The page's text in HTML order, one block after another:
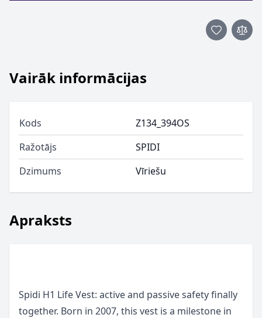
Apraksts
Spidi H1 Life Vest: active and passive safety finally
together. Born in 2007, this vest is a milestone in
Vairāk informācijas
Kods
Z134_394OS
Ražotājs
SPIDI
Dzimums
Vīriešu